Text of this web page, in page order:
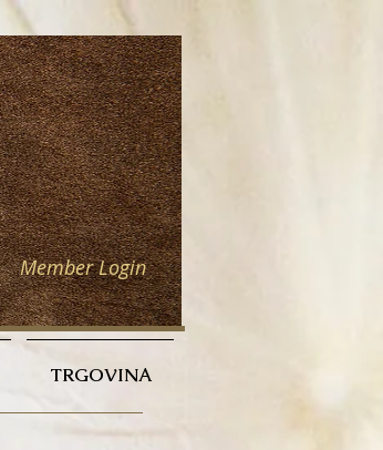
Member Login
TRGOVINA